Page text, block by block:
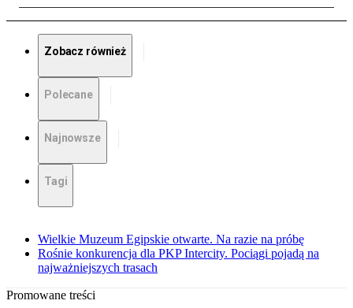
Zobacz również
Polecane
Najnowsze
Tagi
Wielkie Muzeum Egipskie otwarte. Na razie na próbę
Rośnie konkurencja dla PKP Intercity. Pociągi pojadą na
najważniejszych trasach
Promowane treści